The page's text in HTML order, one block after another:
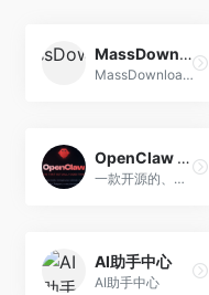
MassDownloader
MassDownloader 是面向AI 创作者、设计师的轻量化在线解析工具，专注解决 AIGC 素材采集需求。
OpenClaw 官网
一款开源的、本地优先的AI智能体框架，由程序员彼得·斯坦伯格（Peter Steinberger）开发，核心采用 TypeScript 编写。其标志采用“龙虾”形象，口号为 “The AI that actually does things”。
AI助手中心
AI助手中心